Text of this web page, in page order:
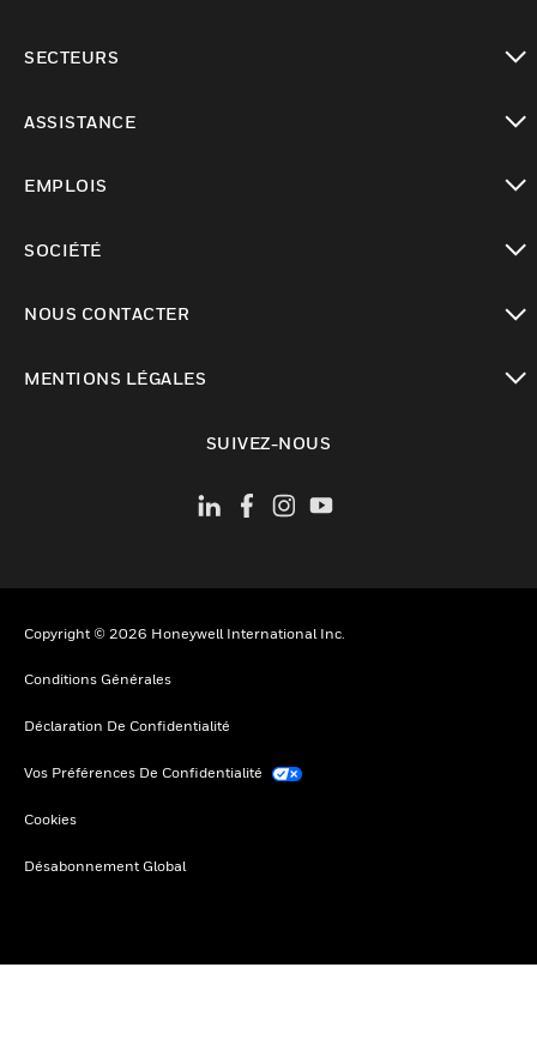
SECTEURS
ASSISTANCE
EMPLOIS
SOCIÉTÉ
NOUS CONTACTER
MENTIONS LÉGALES
SUIVEZ-NOUS
Copyright © 2026 Honeywell International Inc.
Conditions Générales
Déclaration De Confidentialité
Vos Préférences De Confidentialité
Cookies
Désabonnement Global